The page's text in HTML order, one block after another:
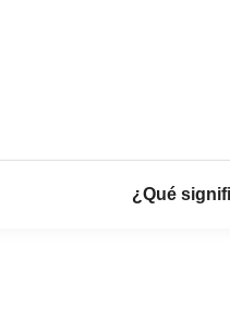
¿Qué